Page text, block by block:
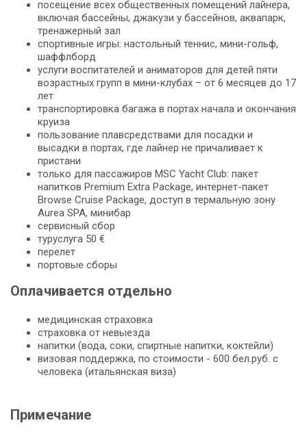
посещение всех общественных помещений лайнера,
включая бассейны, джакузи у бассейнов, аквапарк,
тренажерный зал
спортивные игры: настольный теннис, мини-гольф,
шаффлборд
услуги воспитателей и аниматоров для детей пяти
возрастных групп в мини-клубах – от 6 месяцев до 17
лет
транспортировка багажа в портах начала и окончания
круиза
пользование плавсредствами для посадки и
высадки в портах, где лайнер не причаливает к
пристани
только для пассажиров MSC Yacht Club: пакет
напитков Premium Extra Package, интернет-пакет
Browse Cruise Package, доступ в термальную зону
Aurea SPA, минибар
сервисный сбор
туруслуга 50 €
перелет
портовые сборы
Оплачивается отдельно
медицинская страховка
страховка от невыезда
напитки (вода, соки, спиртные напитки, коктейли)
визовая поддержка, по стоимости - 600 бел.руб. с
человека (итальянская виза)
Примечание